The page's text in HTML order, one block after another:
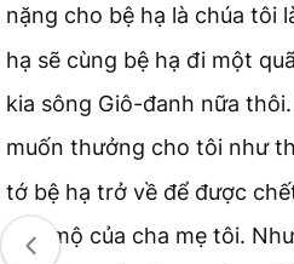
nặng cho bệ hạ là chúa tôi
hạ sẽ cùng bệ hạ đi một
kia sông Giô-đanh nữa
muốn thưởng cho tôi như
tớ bệ hạ trở về để được
bên mộ của cha mẹ tôi.